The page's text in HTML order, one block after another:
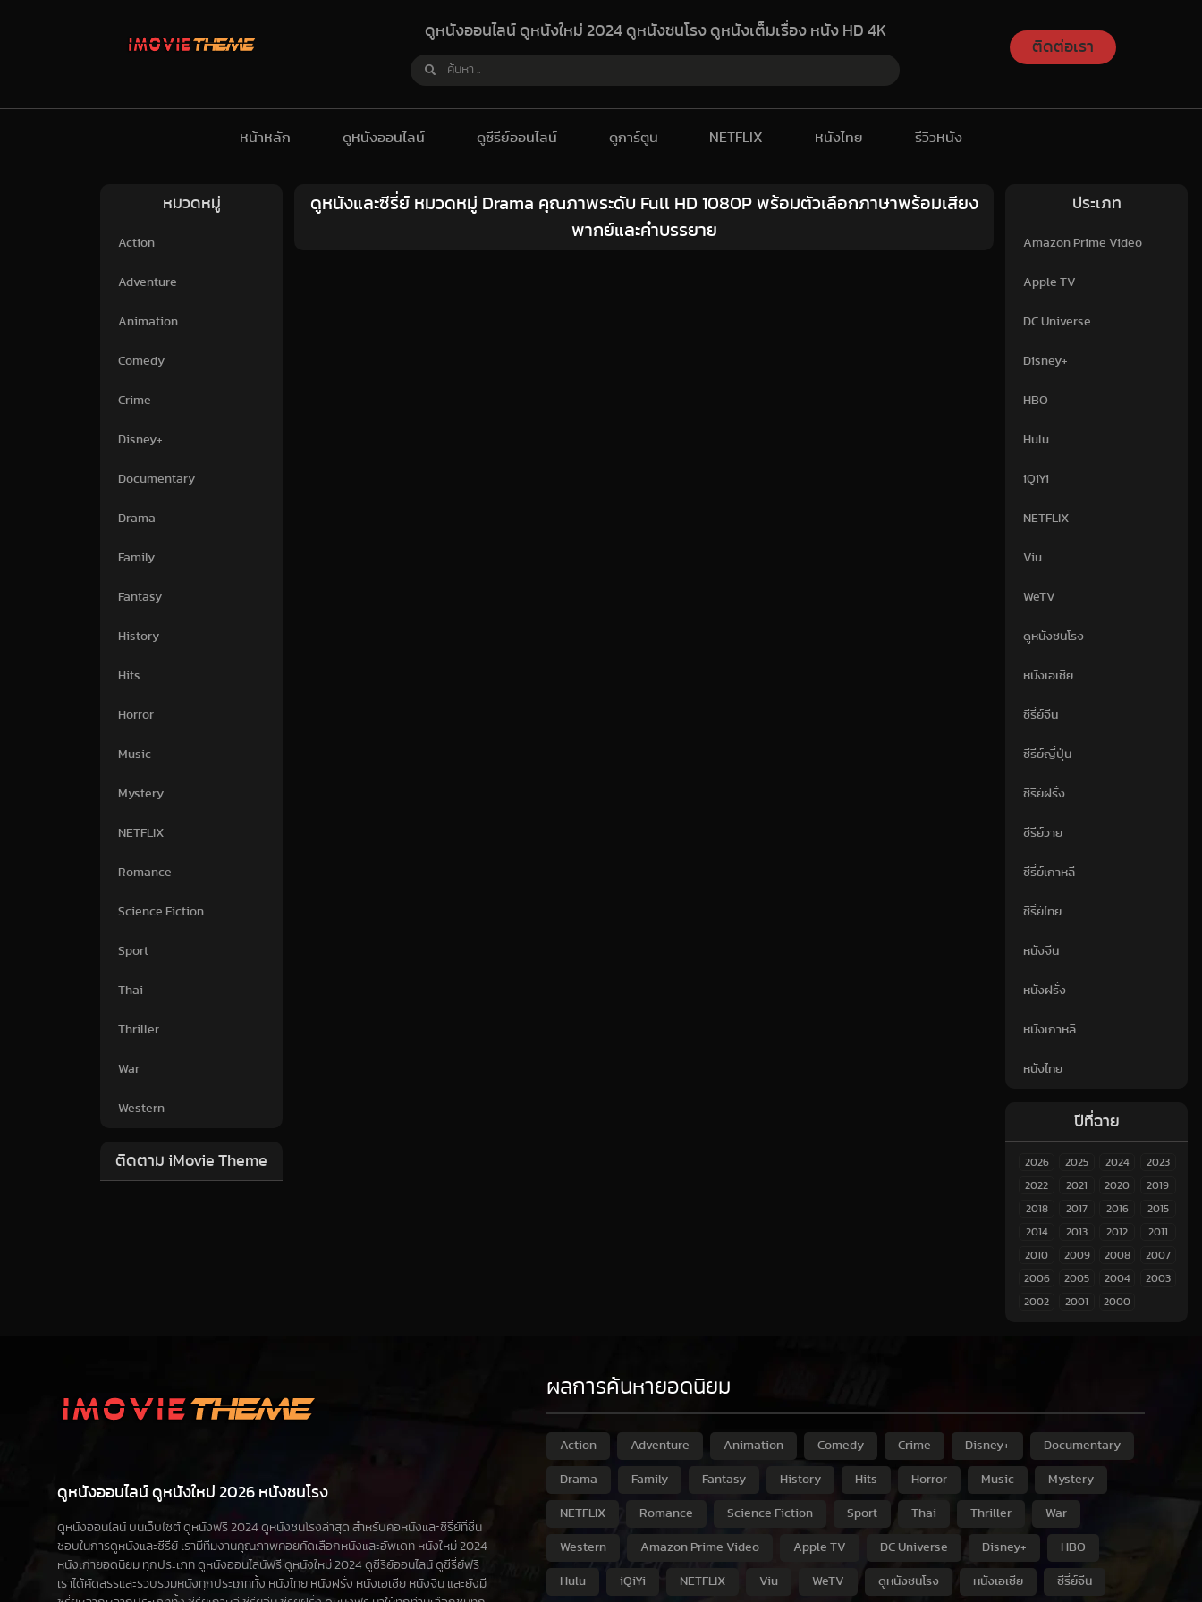
ดูหนังออนไลน์ ดูหนังใหม่ 2024 ดูหนังชนโรง ดูหนังเต็มเรื่อง หนัง HD 4K
ติดต่อเรา
หน้าหลัก ดูหนังออนไลน์ ดูซีรีย์ออนไลน์ ดูการ์ตูน NETFLIX หนังไทย รีวิวหนัง
หมวดหมู่
Action
Adventure
Animation
Comedy
Crime
Disney+
Documentary
Drama
Family
Fantasy
History
Hits
Horror
Music
Mystery
NETFLIX
Romance
Science Fiction
Sport
Thai
Thriller
War
Western
ติดตาม iMovie Theme
ดูหนังและซีรี่ย์ หมวดหมู่ Drama คุณภาพระดับ Full HD 1080P พร้อมตัวเลือกภาษาพร้อมเสียง
พากย์และคำบรรยาย
ประเภท
Amazon Prime Video
Apple TV
DC Universe
Disney+
HBO
Hulu
iQiYi
NETFLIX
Viu
WeTV
ดูหนังชนโรง
หนังเอเชีย
ซีรี่ย์จีน
ซีรีย์ญี่ปุ่น
ซีรีย์ฝรั่ง
ซีรีย์วาย
ซีรี่ย์เกาหลี
ซีรี่ย์ไทย
หนังจีน
หนังฝรั่ง
หนังเกาหลี
หนังไทย
ปีที่ฉาย
2026 2025 2024 2023
2022 2021 2020 2019
2018 2017 2016 2015
2014 2013 2012 2011
2010 2009 2008 2007
2006 2005 2004 2003
2002 2001 2000
ดูหนังออนไลน์ ดูหนังใหม่ 2026 หนังชนโรง
ดูหนังออนไลน์ บนเว็บไซต์ ดูหนังฟรี 2024 ดูหนังชนโรงล่าสุด สำหรับคอหนังและซีรี่ย์ที่ชื่น
ชอบในการดูหนังและซีรี่ย์ เรามีทีมงานคุณภาพคอยคัดเลือกหนังและอัพเดท หนังใหม่ 2024
หนังเก่ายอดนิยม ทุกประเภท ดูหนังออนไลน์ฟรี ดูหนังใหม่ 2024 ดูซีรี่ย์ออนไลน์ ดูซีรี่ย์ฟรี
เราได้คัดสรรและรวบรวมหนังทุกประเภททั้ง หนังไทย หนังฝรั่ง หนังเอเชีย หนังจีน และยังมี
ผลการค้นหายอดนิยม
Action Adventure Animation Comedy Crime Disney+ Documentary
Drama Family Fantasy History Hits Horror Music Mystery
NETFLIX Romance Science Fiction Sport Thai Thriller War
Western Amazon Prime Video Apple TV DC Universe Disney+ HBO
Hulu iQiYi NETFLIX Viu WeTV ดูหนังชนโรง หนังเอเชีย ซีรี่ย์จีน